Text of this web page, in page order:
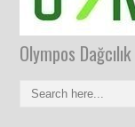
Olympos